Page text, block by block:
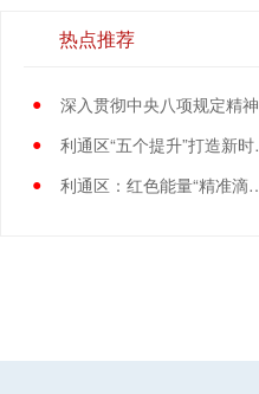
热点推荐
●
深入贯彻中央八项规定精神学习教育中央指导组暨中央层面工作专班总结会议召开
●
利通区“五个提升”打造新时代党员先锋队伍
●
利通区：红色能量“精准滴灌”基层党员